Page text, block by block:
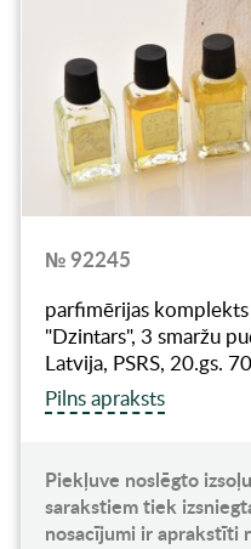
№ 92245
parfimērijas
"Dzintars", 3 smaržu
Latvija, PSRS, 20.gs.
Pilns apraksts
Piekļuve noslēgto
sarakstiem tiek
nosacījumi ir aprakstīti